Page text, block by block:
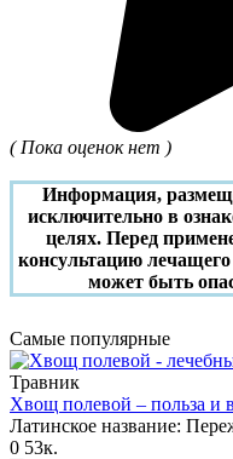
( Пока оценок нет )
Информация,
исключительно в
целях. Перед
консультацию
может быть
Самые популярные
Травник
Хвощ полевой – польза и
Латинское название:
0 53к.